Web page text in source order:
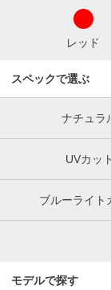
レッド
スペックで選ぶ
ナチュラ
UVカット
ブルーライト
モデルで探す